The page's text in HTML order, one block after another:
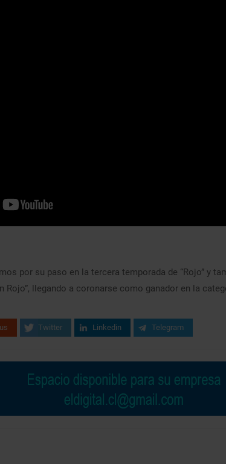
por su paso en la tercera temporada de “Rojo” y
Rojo”, llegando a coronarse como ganador en la
Twitter Linkedin Telegram